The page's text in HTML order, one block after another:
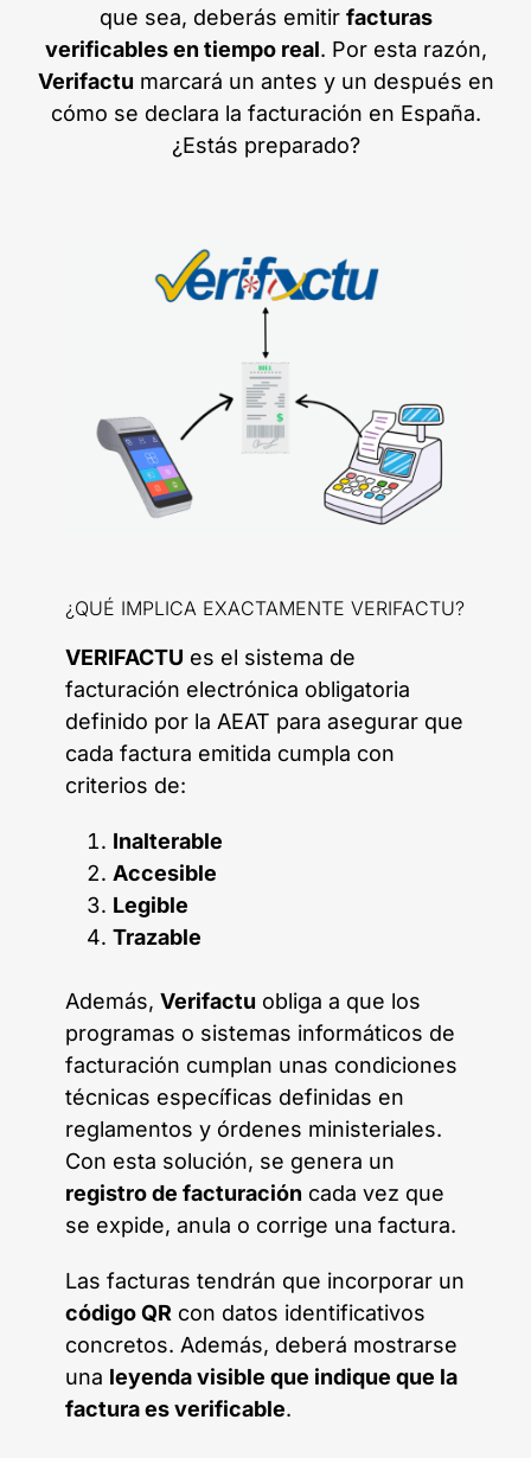
que sea, deberás emitir facturas
verificables en tiempo real. Por esta razón,
Verifactu marcará un antes y un después en
cómo se declara la facturación en España.
¿Estás preparado?
¿QUÉ IMPLICA EXACTAMENTE VERIFACTU?
VERIFACTU es el sistema de
facturación electrónica obligatoria
definido por la AEAT para asegurar que
cada factura emitida cumpla con
criterios de:
Inalterable
Accesible
Legible
Trazable
Además, Verifactu obliga a que los
programas o sistemas informáticos de
facturación cumplan unas condiciones
técnicas específicas definidas en
reglamentos y órdenes ministeriales.
Con esta solución, se genera un
registro de facturación cada vez que
se expide, anula o corrige una factura.
Las facturas tendrán que incorporar un
código QR con datos identificativos
concretos. Además, deberá mostrarse
una leyenda visible que indique que la
factura es verificable.